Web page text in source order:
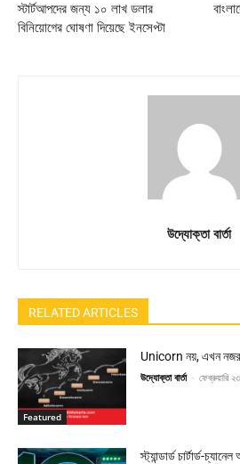
স্টার্টআপদের জন্য ১০ লাখ ডলার
বিনিয়োগের ঘোষণা দিয়েছে ইনসেপ্টা
উদ্যোক্তা বার্তা
RELATED ARTICLES
Featured
Unicorn নয়, এখন
উদ্যোক্তা বার্তা - ফেব্রুয়ারি
স্ট্যান্ডার্ড চার্টার্ড-